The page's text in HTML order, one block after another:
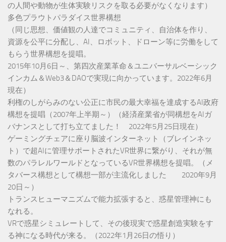
の人間や動物が生体実験リスクを取る必要がなくなります）
多色プラウトパラダイス世界構想
（同じ思想、価値観の人達でコミュニティ、自治体を作り、
資源を公平に分配し、AI、ロボット、ドローン等に労働をして
もらう世界構想を提唱。
2015年10月6日～、第四次産業革命＆ユニバーサルベーシック
インカム＆Web3＆DAOで実現に向かっています。2022年6月
現在）
利権のしがらみのない公正に市民の最大幸福を達成するAI政府
構想を提唱（2007年上半期～）（経済産業省が同構想をAIガ
バナンスとして打ち立てました！ 2022年5月25日現在）
ゲーミングチェアに座り脳波インターネット（ブレインネッ
ト）で超AIに管理サポートされたVR世界に繋がり、それが無
数のパラレルワールドとなっているVR世界構想を提唱。（メ
タバース構想として構想一部が主流化しました 2020年9月
20日～）
トランスヒューマニズムで能力拡張すると、惑星管理神にも
なれる。
VRで惑星シミュレートして、その後現実で惑星創造実験をす
る神になる時代が来る。（2022年1月26日の悟り）